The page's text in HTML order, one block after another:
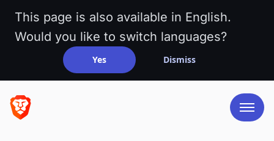
This page is also available in English.
Would you like to switch languages?
Yes Dismiss